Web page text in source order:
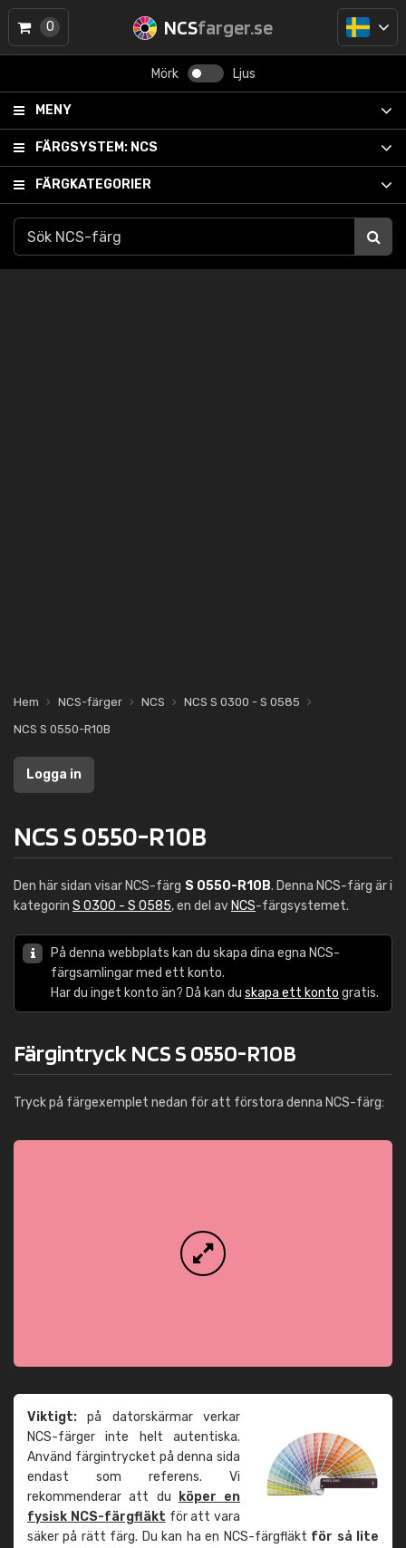
NCSfarger.se
Mörk Ljus
MENY
FÄRGSYSTEM: NCS
FÄRGKATEGORIER
0
Hem NCS-färger NCS
NCS S 0300 - S 0585
NCS S 0550-R10B
Logga in
NCS S 0550-R10B
Den här sidan visar NCS-färg S 0550-R10B. Denna NCS-färg är i
kategorin S 0300 - S 0585, en del av NCS-färgsystemet.
På denna webbplats kan du skapa dina egna NCS-
färgsamlingar med ett konto.
Har du inget konto än? Då kan du skapa ett konto gratis.
Färgintryck NCS S 0550-R10B
Tryck på färgexemplet nedan för att förstora denna NCS-färg:
Viktigt: på datorskärmar verkar
NCS-färger inte helt autentiska.
Använd färgintrycket på denna sida
endast som referens. Vi
rekommenderar att du
köper en
fysisk NCS-färgfläkt för att vara
säker på rätt färg. Du kan ha en NCS-färgfläkt för så lite